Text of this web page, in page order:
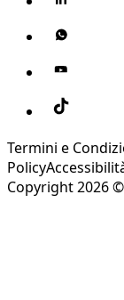
Termini e
Policy
Copyright 2026